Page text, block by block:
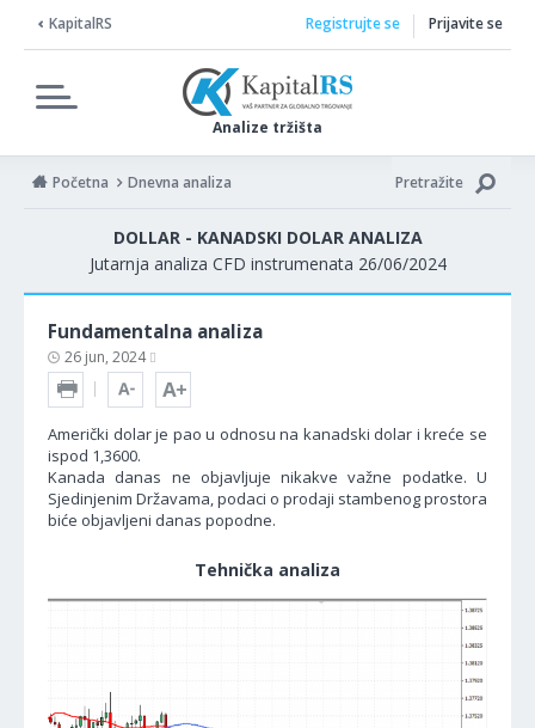
KapitalRS
Analize tržišta
Registrujte se Prijavite se
Početna Dnevna analiza Pretražite
DOLLAR - KANADSKI DOLAR ANALIZA
Jutarnja analiza CFD instrumenata 26/06/2024
Fundamentalna analiza
26 jun, 2024
Američki dolar je pao u odnosu na kanadski dolar i kreće se
ispod 1,3600.
Kanada danas ne objavljuje nikakve važne podatke. U
Sjedinjenim Državama, podaci o prodaji stambenog prostora
biće objavljeni danas popodne.
Tehnička analiza